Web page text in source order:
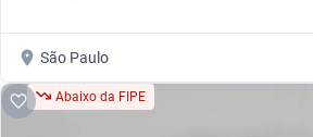
São Paulo
Abaixo da FIPE